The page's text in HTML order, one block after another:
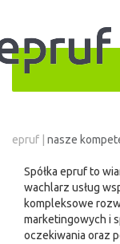
epruf nasze
Spółka epruf to
wachlarz usług
kompleksowe
marketingowych i
oczekiwania oraz